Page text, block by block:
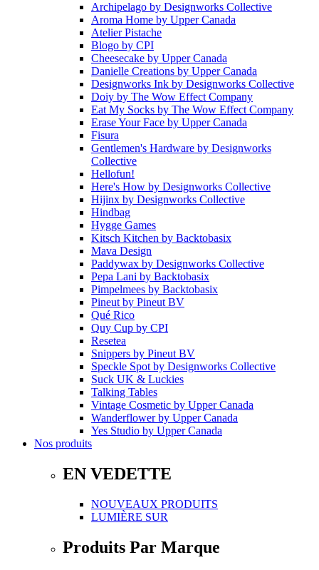
Archipelago by Designworks Collective
Aroma Home by Upper Canada
Atelier Pistache
Blogo by CPI
Cheesecake by Upper Canada
Danielle Creations by Upper Canada
Designworks Ink by Designworks Collective
Doiy by The Wow Effect Company
Eat My Socks by The Wow Effect Company
Erase Your Face by Upper Canada
Fisura
Gentlemen's Hardware by Designworks
Collective
Hellofun!
Here's How by Designworks Collective
Hijinx by Designworks Collective
Hindbag
Hygge Games
Kitsch Kitchen by Backtobasix
Mava Design
Paddywax by Designworks Collective
Pepa Lani by Backtobasix
Pimpelmees by Backtobasix
Pineut by Pineut BV
Qué Rico
Quy Cup by CPI
Resetea
Snippers by Pineut BV
Speckle Spot by Designworks Collective
Suck UK & Luckies
Talking Tables
Vintage Cosmetic by Upper Canada
Wanderflowerby Upper Canada
Yes Studio by Upper Canada
Nos produits
EN VEDETTE
NOUVEAUX PRODUITS
LUMIÈRE SUR
Produits Par Marque